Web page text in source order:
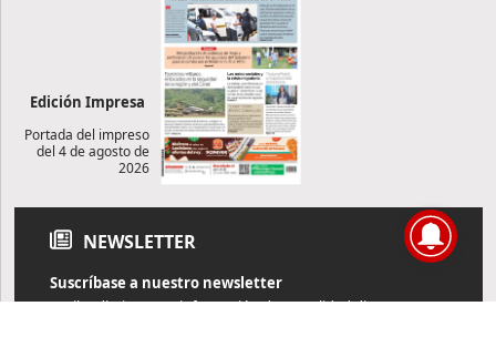
Edición Impresa
Portada del impreso
del 4 de agosto de
2026
NEWSLETTER
Suscríbase a nuestro newsletter
Reciba diariamente información de actualidad directamente en